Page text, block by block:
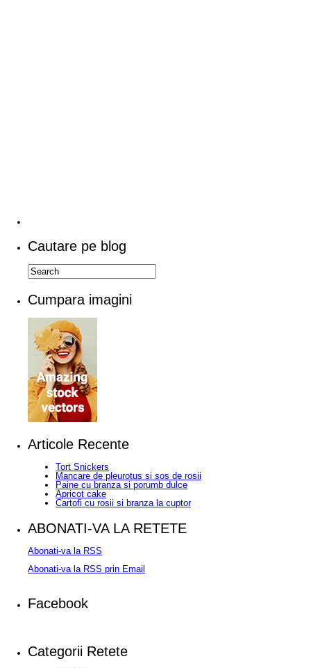
Cautare pe blog
Cumpara imagini
Articole Recente
Tort Snickers
Mancare de pleurotus si sos de rosii
Paine cu branza si porumb dulce
Apricot cake
Cartofi cu rosii si branza la cuptor
ABONATI-VA LA RETETE
Abonati-va la RSS
Abonati-va la RSS prin Email
Facebook
Categorii Retete